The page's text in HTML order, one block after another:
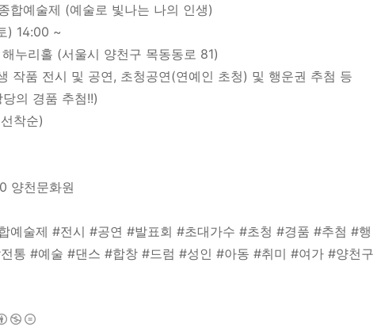
예술제 (예술로 빛나는 나의 인생)
14:00 ~
리홀 (서울시 양천구 목동동로 81)
품 전시 및 공연, 초청공연(연예인 초청) 및 행운권 추첨 등
품 추첨!!)
착순)
천문화원
예술제 #전시 #공연 #발표회 #초대가수 #초청 #경품 #추첨 #행
통 #예술 #댄스 #합창 #드럼 #성인 #아동 #취미 #여가 #양천구